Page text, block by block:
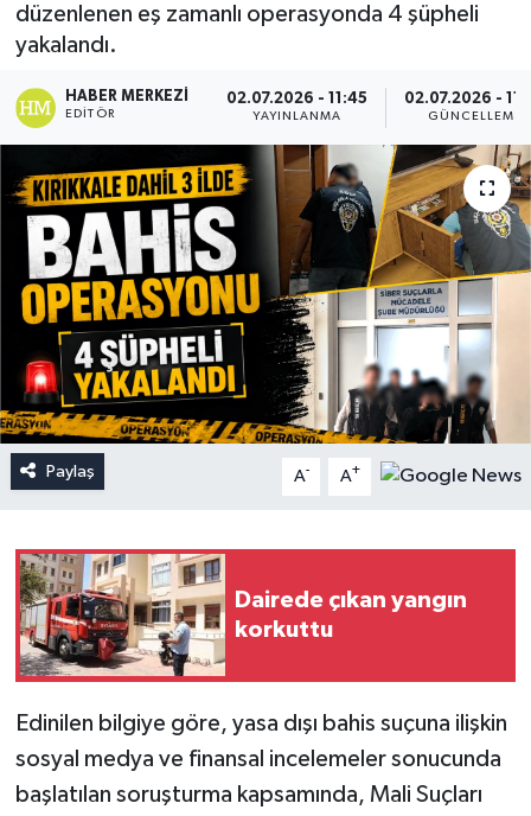
düzenlenen eş zamanlı operasyonda 4 şüpheli
yakalandı.
HABER MERKEZI
EDITÖR
02.07.2026 - 11:45
YAYINLANMA
02.07.2026 -
GÜNCELLEME
Paylaş A- A+
Dairede çıkan yangın
korkuttu
Edinilen bilgiye göre, yasa dışı bahis suçuna ilişkin
sosyal medya ve finansal incelemeler sonucunda
başlatılan soruşturma kapsamında, Mali Suçları
Haber Arşivi